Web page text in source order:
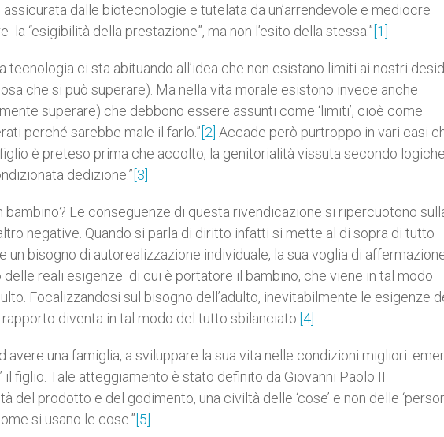
dalle biotecnologie e tutelata da un’arrendevole e mediocre
“esigibilità della prestazione”, ma non l’esito della stessa.” [1]
tecnologia ci sta abituando all’idea che non esistano limiti ai nostri
che si può superare). Ma nella vita morale esistono invece anche
superare) che debbono essere assunti come ‘limiti’, cioè come
perché sarebbe male il farlo.” [2] Accade però purtroppo in vari casi
è preteso prima che accolto, la genitorialità vissuta secondo
dedizione.” [3]
Le conseguenze di questa rivendicazione si ripercuotono
negative. Quando si parla di diritto infatti si mette al di sopra di tutto
un bisogno di autorealizzazione individuale, la sua voglia di
reali esigenze di cui è portatore il bambino, che viene in tal modo
Focalizzandosi sul bisogno dell’adulto, inevitabilmente le esigenze
diventa in tal modo del tutto sbilanciato. [4]
una famiglia, a sviluppare la sua vita nelle condizioni migliori:
il figlio. Tale atteggiamento è stato definito da Giovanni Paolo II
del prodotto e del godimento, una civiltà delle ‘cose’ e non delle
si usano le cose.” [5]